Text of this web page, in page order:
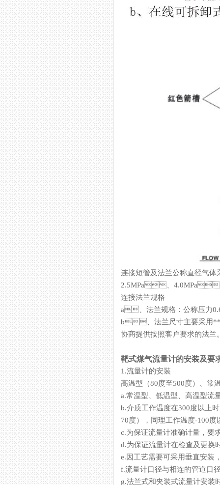
连接短管及法兰公称直径气
2.5MPa、
连接法兰规格
a、法兰规格：公称压力
b、法兰尺寸主要采用**标
协商提供按照客户要求的法兰
靶式煤气流量计的安装及要
1.流量计的安装
高温型（80度至500度）、常
a.常温型、低温型、高温型
b.介质工作温度在300度以上
70度），同理工作温度-100度
c.为保证流量计准确计量，要
d.为保证流量计在检查及更换时
e.因工艺需要可采用垂直安装
f.流量计口径与相连的管道口径尺
g.法兰式和夹装式流量计安装